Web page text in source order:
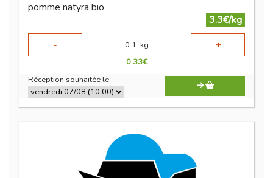
pomme natyra bio
3.3€/kg
-
0.1 kg +
0.33€
Réception souhaitée le